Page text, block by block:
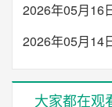
2026年05月16
2026年05月14
大家都在观